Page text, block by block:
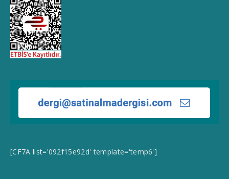
[CF7A list='092f15e92d' template='temp6']